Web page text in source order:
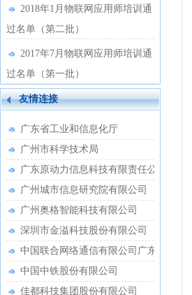
2018年1月物联网应用师培训通
过名单（第二批）
2017年7月物联网应用师培训通
过名单（第一批）
友情连接
广东省工业和信息化厅
广州市科学技术局
广东原动力信息科技有限责任公司
广州城市信息研究院有限公司
广州奥格智能科技有限公司
深圳市金溢科技股份有限公司
中国联合网络通信有限公司广东省分公司
中国中铁股份有限公司
佳都科技集团股份有限公司